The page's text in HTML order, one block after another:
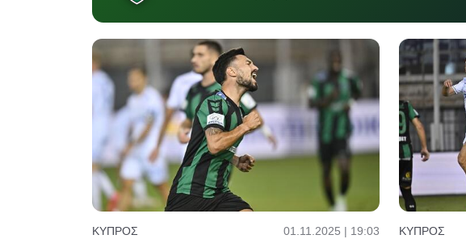
ΚΎΠΡΟΣ 01.11.2025 | 19:03 ΚΎΠΡΟΣ